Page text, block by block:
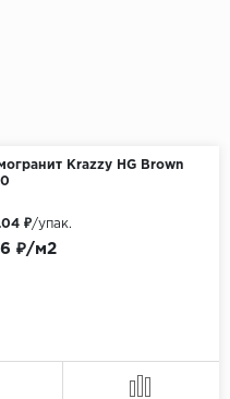
Krazzy HG Brown
₽/м2
₽/упак.